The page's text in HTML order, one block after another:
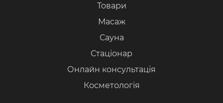
Товари
Масаж
Сауна
Стаціонар
Онлайн консультація
Косметологія